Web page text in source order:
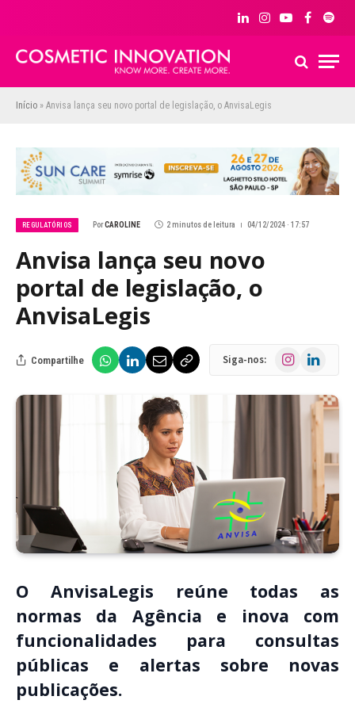
LinkedInInstagram
YouTubeFacebook
Início » Anvisa lança seu novo portal de legislação, o AnvisaLegis
REGULATÓRIOS PorCAROLINE 2 minutos de leitura 04/12/2024 · 17:57
Anvisa lança seu novo
portal de legislação, o
AnvisaLegis
Compartilhe Siga-nos: InstagramLinkedIn
O AnvisaLegis reúne todas as
normas da Agência e inova com
funcionalidades para consultas
públicas e alertas sobre novas
publicações.